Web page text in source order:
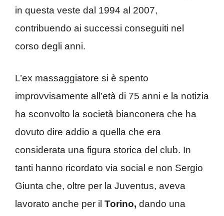
in questa veste dal 1994 al 2007,
contribuendo ai successi conseguiti nel
corso degli anni.
L’ex massaggiatore si è spento
improvvisamente all’età di 75 anni e la notizia
ha sconvolto la società bianconera che ha
dovuto dire addio a quella che era
considerata una figura storica del club. In
tanti hanno ricordato via social e non Sergio
Giunta che, oltre per la Juventus, aveva
lavorato anche per il Torino, dando una